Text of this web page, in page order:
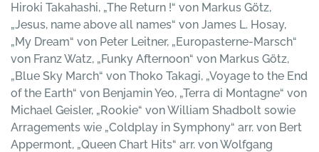
Hiroki Takahashi, „The Return !“ von Markus Götz,
„Jesus, name above all names“ von James L. Hosay,
„My Dream“ von Peter Leitner, „Europasterne-Marsch“
von Franz Watz, „Funky Afternoon“ von Markus Götz,
„Blue Sky March“ von Thoko Takagi, „Voyage to the End
of the Earth“ von Benjamin Yeo, „Terra di Montagne“ von
Michael Geisler, „Rookie“ von William Shadbolt sowie
Arragements wie „Coldplay in Symphony“ arr. von Bert
Appermont, „Queen Chart Hits“ arr. von Wolfgang